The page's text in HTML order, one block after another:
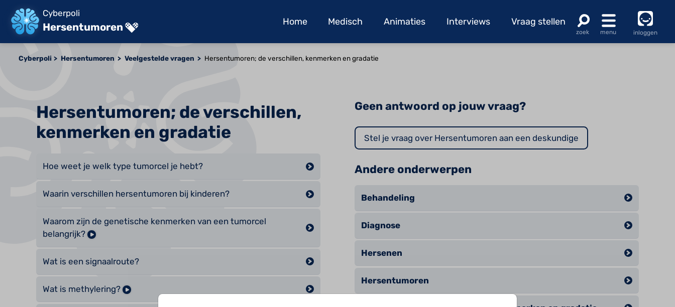
Cyberpoli
Hersentumoren Home Medisch Animaties Interviews Vraag stellen
inloggen
Cyberpoli Hersentumoren Veelgestelde vragen Hersentumoren; de verschillen, kenmerken en gradatie
Hersentumoren; de verschillen,
kenmerken en gradatie
Hoe weet je welk type tumorcel je hebt?
Waarin verschillen hersentumoren bij kinderen?
Waarom zijn de genetische kenmerken van een tumorcel
belangrijk?
Wat is een signaalroute?
Wat is methylering?
Geen antwoord op jouw vraag?
Stel je vraag over Hersentumoren aan een deskundige
Andere onderwerpen
Behandeling
Diagnose
Hersenen
Hersentumoren